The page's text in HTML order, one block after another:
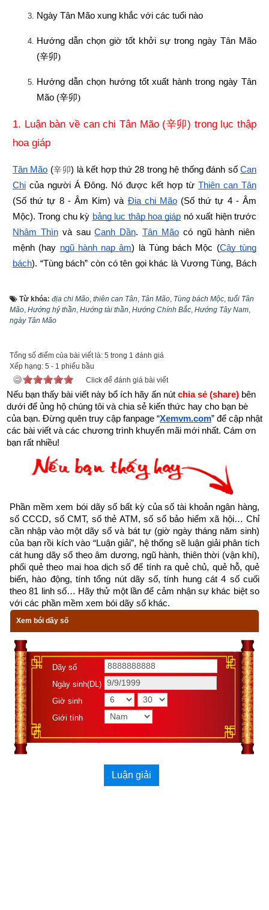
Ngày Tân Mão xung khắc với các tuổi nào
Hướng dẫn chọn giờ tốt khởi sự trong ngày Tân Mão
(辛卯)
Hướng dẫn chọn hướng tốt xuất hành trong ngày Tân
Mão (辛卯)
1. Luận bàn về can chi Tân Mão (辛卯) trong lục thập
hoa giáp
Tân Mão (辛卯) là kết hợp thứ 28 trong hệ thống đánh số Can
Chi của người Á Đông. Nó được kết hợp từ Thiên can Tân
(Số thứ tự 8 - Âm Kim) và Địa chi Mão (Số thứ tự 4 - Âm
Mộc). Trong chu kỳ bảng lục thập hoa giáp nó xuất hiện trước
Nhâm Thìn và sau Canh Dần. Tân Mão có ngũ hành niên
mệnh (hay ngũ hành nạp âm) là Tùng bách Mộc (Cây tùng
bách). “Tùng bách” còn có tên gọi khác là Vương Tùng, Bách
gỗ, còn “Mộc” là cây, do đó Tùng bách Mộc là Cây Tùng
Bách. Độc giả tìm hiểu sâu hơn về mệnh Tùng bách Mộc qua
bài viết sau đây:
bách)”
2. Việc kiêng kỵ cần tránh trong ngày Tân Mão theo
Bành Tổ Bách Kỵ Nhật
Luận giải việc kiêng kỵ theo Bành Tổ Bách Kỵ
” tôi có giới thiệu chi tiết về nguồn gốc
Từ khóa: địa chi Mão, thiên can Tân, Tân Mão, Tùng bách Mộc, tuổi Tân
Mão, Hướng hỷ thần, Hướng tài thần, Hướng Chính Bắc, Hướng Tây Nam,
ngày Tân Mão
Tổng số điểm của bài viết là: 5 trong 1 đánh giá
Xếp hạng: 5 - 1 phiếu bầu
Click để đánh giá bài viết
Nếu bạn thấy bài viết này bổ ích hãy ấn nút chia sẻ (share) bên
dưới để ủng hộ chúng tôi và chia sẻ kiến thức hay cho bạn bè
của bạn. Đừng quên truy cập fanpage “Xemvm.com” để cập nhật
các bài viết và các chương trình khuyến mãi mới nhất. Cám ơn
bạn rất nhiều!
Phần mềm xem bói dãy số bất kỳ của số tài khoản ngân hàng,
số CCCD, số CMT, số thẻ ATM, số sổ bảo hiểm xã hội… Chỉ
cần nhập vào một dãy số và bát tự (giờ ngày tháng năm sinh)
của bạn rồi kích vào “Luận giải”, hệ thống sẽ luận giải phân tích
cát hung dãy số theo âm dương, ngũ hành, thiên thời (vận khí),
phối quẻ theo mai hoa dịch số để tính ra quẻ chủ, quẻ hỗ, quẻ
biến, hào động, tính tổng nút dãy số, tính hung cát 4 số cuối
theo 81 linh số… Hãy thử một lần để cảm nhận sự khác biệt so
với các phần mềm xem bói dãy số khác.
Xem bói dãy số
Dãy số
Ngày sinh(DL)
Giờ sinh
Giới tính
Luận giải